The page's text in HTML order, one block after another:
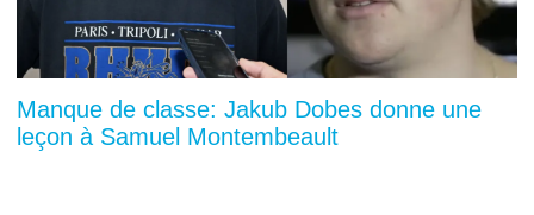
Manque de classe: Jakub Dobes donne une
leçon à Samuel Montembeault